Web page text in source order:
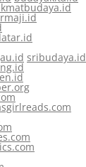
sribudaya.id